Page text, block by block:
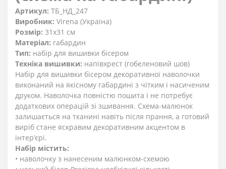
Артикул: ТБ_НД_247
Виробник: Virena (Україна)
Розмір: 31x31 см
Матеріал: габардин
Тип: набір для вишивки бісером
Техніка вишивки: напівхрест (гобеленовий шов)
Набір для вишивки бісером декоративної наволочки
виконаний на якісному габардині з чітким і насиченим
друком. Наволочка повністю пошита і не потребує
додаткових операцій зі зшивання. Схема-малюнок
залишається на тканині навіть після прання, а готовий
виріб стане яскравим декоративним акцентом в
інтер’єрі.
Набір містить:
• наволочку з нанесеним малюнком-схемою